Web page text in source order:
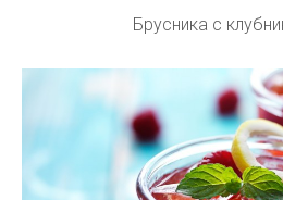
Брусника с